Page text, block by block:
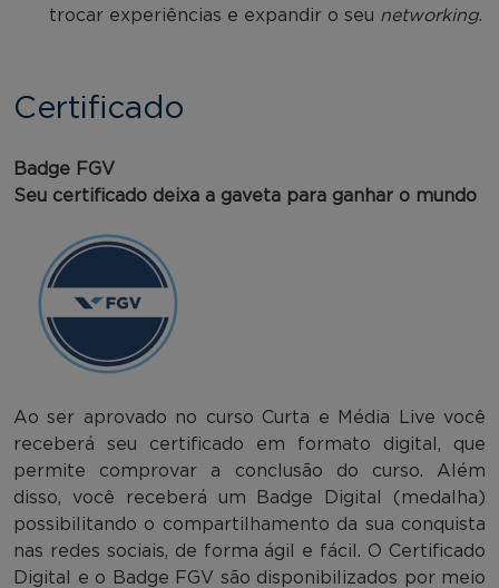
trocar experiências e expandir o seu networking.
Certificado
Badge FGV
Seu certificado deixa a gaveta para ganhar o mundo
Ao ser aprovado no curso Curta e Média Live você
receberá seu certificado em formato digital, que
permite comprovar a conclusão do curso. Além
disso, você receberá um Badge Digital (medalha)
possibilitando o compartilhamento da sua conquista
nas redes sociais, de forma ágil e fácil. O Certificado
Digital e o Badge FGV são disponibilizados por meio